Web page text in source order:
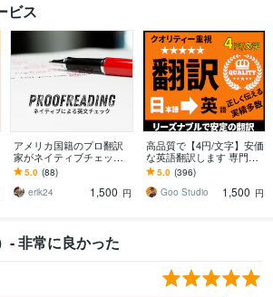
ビス
アメリカ国籍のプロ翻訳
家がネイティブチェック
します 海外の方に本当に
伝わる自然な英文に仕上
げさせていただきます。
5.0 (88)
erik24
1,500 円
高品質で【4円/文字】安価
な英語翻訳します 専門
書、論文やレポートも安
定の日英翻訳 (AI翻訳無
し)
5.0 (396)
Goo Studio
1,500 円
- 非常に良かった